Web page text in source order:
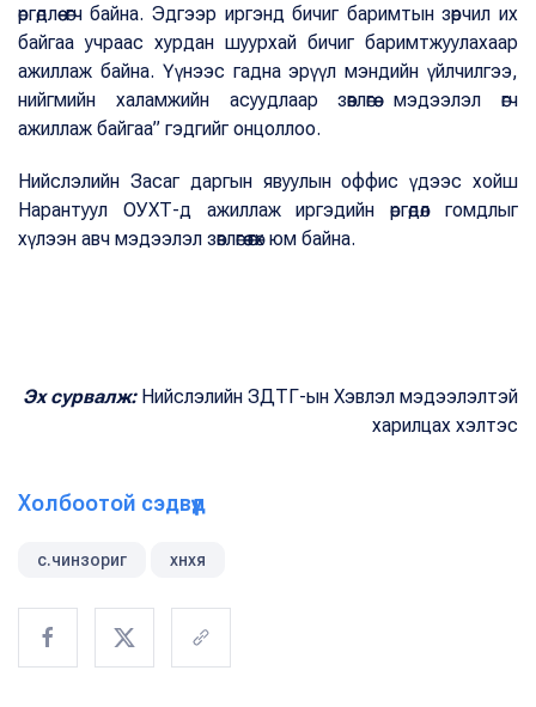
өргөдлөө өгч байна. Эдгээр иргэнд бичиг баримтын зөрчил их
байгаа учраас хурдан шуурхай бичиг баримтжуулахаар
ажиллаж байна. Үүнээс гадна эрүүл мэндийн үйлчилгээ,
нийгмийн халамжийн асуудлаар зөвлөгөө мэдээлэл өгч
ажиллаж байгаа” гэдгийг онцоллоо.
Нийслэлийн Засаг даргын явуулын оффис үдээс хойш
Нарантуул ОУХТ-д ажиллаж иргэдийн өргөдөл гомдлыг
хүлээн авч мэдээлэл зөвлөгөө өгөх юм байна.
Эх сурвалж:Нийслэлийн ЗДТГ-ын Хэвлэл мэдээлэлтэй
харилцах хэлтэс
Холбоотой сэдвүүд
с.чинзориг хнхя